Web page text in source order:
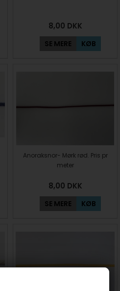
8,00 DKK
SE MERE KØB
Anoraksnor- Mørk rød. Pris pr
meter
8,00 DKK
SE MERE KØB